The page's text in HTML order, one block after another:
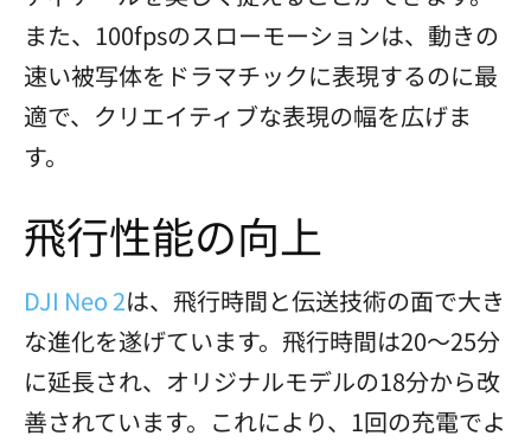
また、100fpsのスローモーションは、動きの
速い被写体をドラマチックに表現するのに最
適で、クリエイティブな表現の幅を広げま
す。
飛行性能の向上
DJI Neo 2は、飛行時間と伝送技術の面で大き
な進化を遂げています。飛行時間は20〜25分
に延長され、オリジナルモデルの18分から改
善されています。これにより、1回の充電でよ